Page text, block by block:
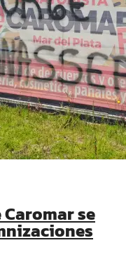
se